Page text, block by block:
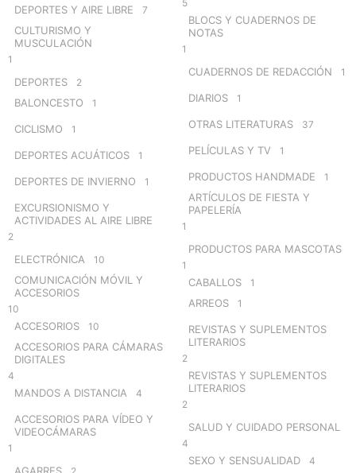
DEPORTES Y AIRE LIBRE 7
CULTURISMO Y
MUSCULACIÓN
1
DEPORTES 2
BALONCESTO 1
CICLISMO 1
DEPORTES ACUÁTICOS 1
DEPORTES DE INVIERNO 1
EXCURSIONISMO Y
ACTIVIDADES AL AIRE LIBRE
2
ELECTRÓNICA 10
COMUNICACIÓN MÓVIL Y
ACCESORIOS
10
ACCESORIOS 10
ACCESORIOS PARA CÁMARAS
DIGITALES
4
MANDOS A DISTANCIA 4
ACCESORIOS PARA VÍDEO Y
VIDEOCÁMARAS
1
5
BLOCS Y CUADERNOS DE
NOTAS
1
CUADERNOS DE REDACCIÓN 1
DIARIOS 1
OTRAS LITERATURAS 37
PELÍCULAS Y TV 1
PRODUCTOS HANDMADE 1
ARTÍCULOS DE FIESTA Y
PAPELERÍA
1
PRODUCTOS PARA MASCOTAS
1
CABALLOS 1
ARREOS 1
REVISTAS Y SUPLEMENTOS
LITERARIOS
2
REVISTAS Y SUPLEMENTOS
LITERARIOS
2
SALUD Y CUIDADO PERSONAL
4
SEXO Y SENSUALIDAD 4